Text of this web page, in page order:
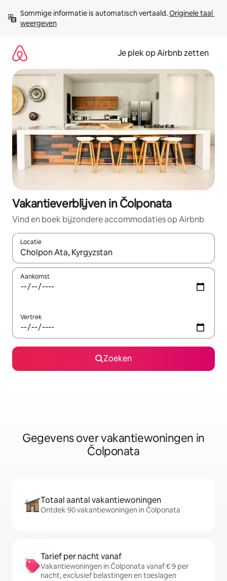
direct
naar
Sommige informatie is automatisch vertaald. Originele taal
weergeven
Je plek op Airbnb zetten
Vakantieverblijven in Čolponata
Vind en boek bijzondere accommodaties op Airbnb
Locatie
Wanneer er resultaten beschikbaar zijn, maak je een keuze
Aankomst
Vertrek
Zoeken
Gegevens over vakantiewoningen in
Čolponata
Totaal aantal vakantiewoningen
Ontdek 90 vakantiewoningen in Čolponata
Tarief per nacht vanaf
Vakantiewoningen in Čolponata vanaf € 9 per
nacht, exclusief belastingen en toeslagen